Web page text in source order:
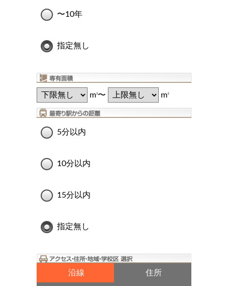
〜10年
指定無し
m2〜 m2
5分以内
10分以内
15分以内
指定無し
沿線 住所